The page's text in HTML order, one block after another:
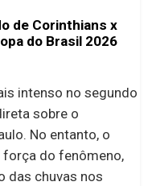
de Corinthians x
do Brasil 2026
intenso no segundo
sobre o
No entanto, o
força do fenômeno,
das chuvas nos